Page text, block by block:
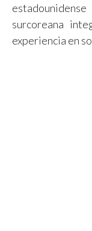
surcoreana
experiencia en